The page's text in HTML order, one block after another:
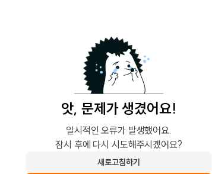
앗, 문제가 생겼어요!
일시적인 오류가 발생했어요.
잠시 후에 다시 시도해주시겠어요?
새로고침하기